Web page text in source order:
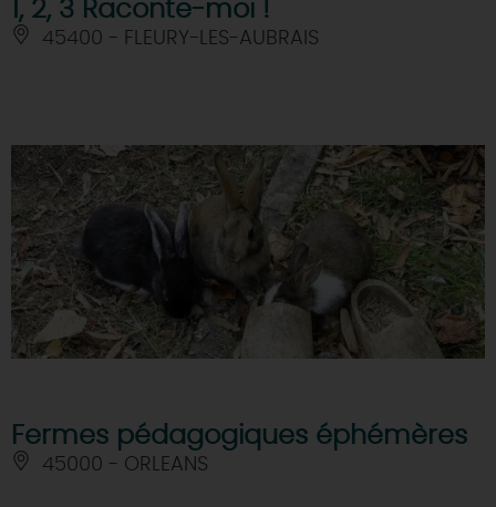
1, 2, 3 Raconte-moi !
45400 - FLEURY-LES-AUBRAIS
Fermes pédagogiques éphémères
45000 - ORLEANS